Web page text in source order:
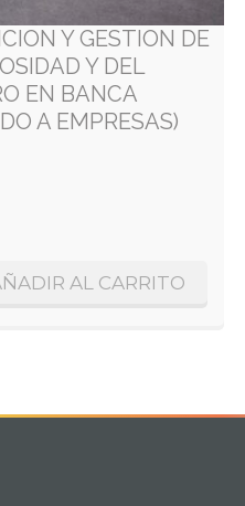
Y GESTION DE
Y DEL
EN BANCA
A EMPRESAS)
AL CARRITO